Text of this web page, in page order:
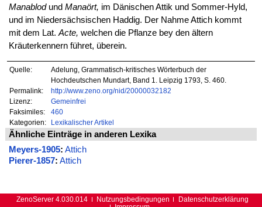
Manablodund Manaört, im Dänischen Attik und Sommer-Hyld,
und im Niedersächsischen Haddig. Der Nahme Attich kommt
mit dem Lat.Acte, welchen die Pflanze bey den ältern
Kräuterkennern führet, überein.
Quelle:
Adelung, Grammatisch-kritisches Wörterbuch der
Hochdeutschen Mundart, Band 1. Leipzig 1793, S. 460.
Permalink:
http://www.zeno.org/nid/20000032182
Lizenz:
Gemeinfrei
Faksimiles:
460
Kategorien:
Lexikalischer Artikel
Ähnliche Einträge in anderen Lexika
Meyers-1905: Attich
Pierer-1857: Attich
ZenoServer 4.030.014 Nutzungsbedingungen
Datenschutzerklärung